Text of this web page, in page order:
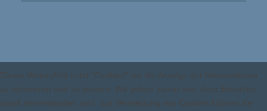
Dieser Webauftritt nutzt "Cookies" um die Anzeige der Informationen
zu optimieren und zu steuern. Wir gehen davon aus, dass Besucher
damit einverstanden sind. Zur Vermeidung von Cookies können sie